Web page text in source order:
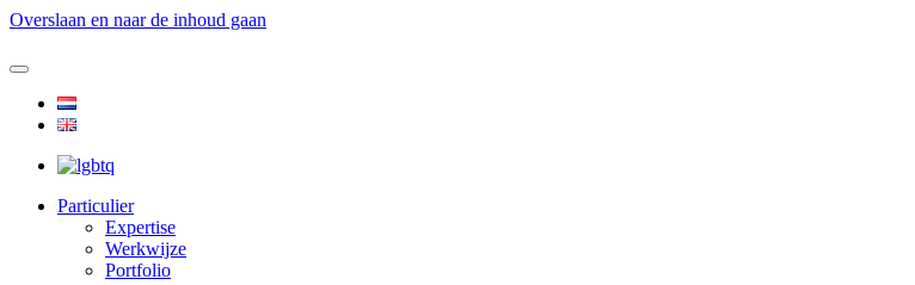
Overslaan en naar de inhoud gaan
Particulier
Expertise
Werkwijze
Portfolio